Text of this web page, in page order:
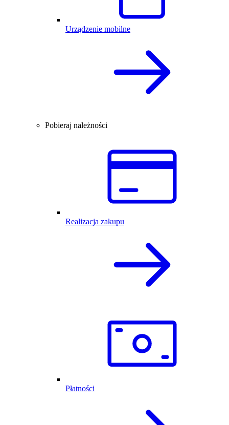
Urządzenie mobilne
Pobieraj należności
Realizacja zakupu
Płatności